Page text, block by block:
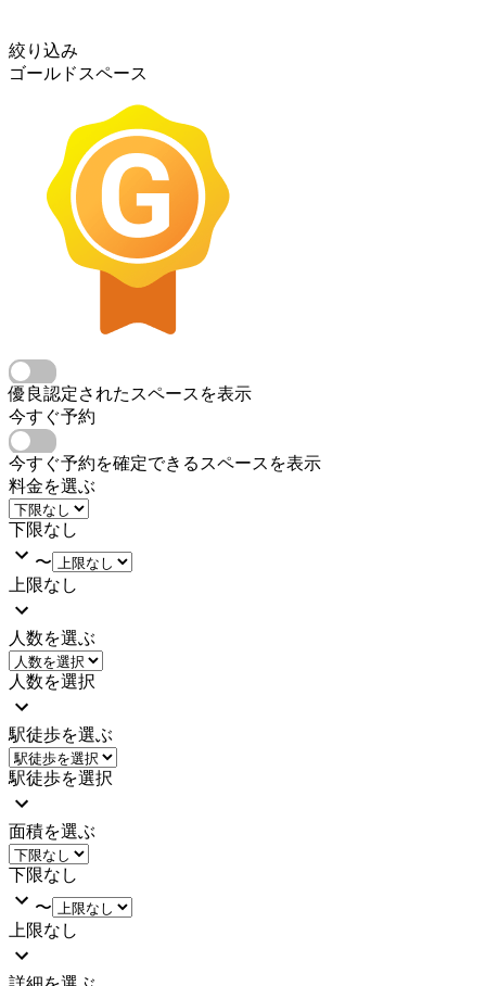
絞り込み
ゴールドスペース
優良認定されたスペースを表示
今すぐ予約
今すぐ予約を確定できるスペースを表示
料金を選ぶ
下限なし
〜
上限なし
人数を選ぶ
人数を選択
駅徒歩を選ぶ
駅徒歩を選択
面積を選ぶ
下限なし
〜
上限なし